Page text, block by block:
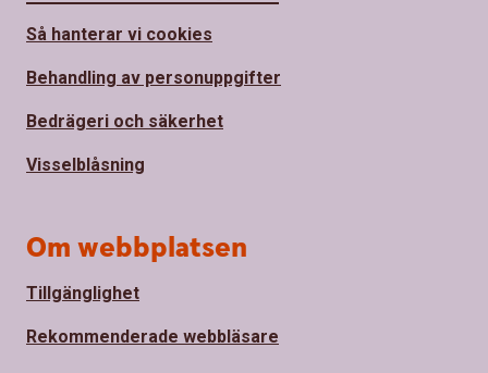
Så hanterar vi cookies
Behandling av personuppgifter
Bedrägeri och säkerhet
Visselblåsning
Om webbplatsen
Tillgänglighet
Rekommenderade webbläsare